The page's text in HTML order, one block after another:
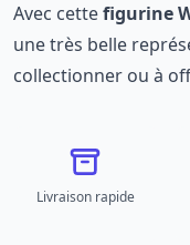
Avec cettefigurine
une très belle
collectionner ou à
Livraison rapide